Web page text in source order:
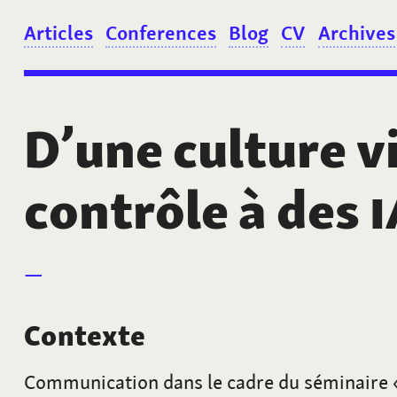
Articles Conferences Blog CV Archives
D’une culture
contrôle à des
Contexte
Communication dans le cadre du